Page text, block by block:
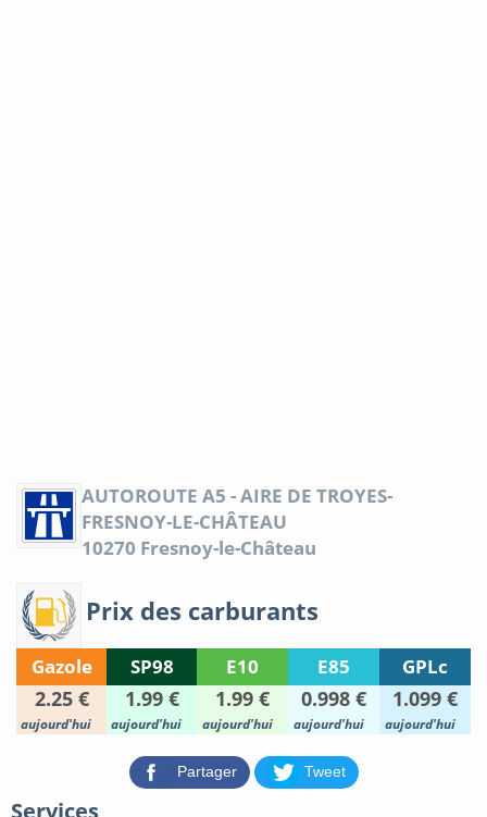
AUTOROUTE A5 - AIRE DE TROYES-
FRESNOY-LE-CHÂTEAU
10270 Fresnoy-le-Château
Prix des carburants
Gazole SP98 E10 E85 GPLc
2.25 € 1.99 € 1.99 € 0.998 € 1.099 €
aujourd'hui aujourd'hui aujourd'hui aujourd'hui aujourd'hui
Partager Tweet